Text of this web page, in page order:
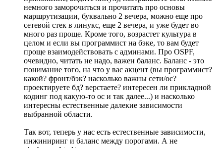
немного заморочиться и прочитать про основы
маршрутизации, буквально 2 вечера, можно еще про
сетевой стек в линукс, еще 2 вечера, и уже будет во
много раз проще. Кроме того, возрастет культура в
целом и если вы программист на бэке, то вам будет
проще взаимодействовать с админами. Про OSPF,
очевидно, читать не надо, важен баланс. Баланс - это
понимание того, на что у вас акцент (вы программист?
какой? фронт/бэк? насколько важны сети/ос?
проектируете бд? верстаете? интересен ли прикладной
кодинг под какую-то ос и так далее...) и насколько
интересны естественные далекие зависимости
выбранной области.
Так вот, теперь у нас есть естественные зависимости,
инжиниринг и баланс между порогами. А не